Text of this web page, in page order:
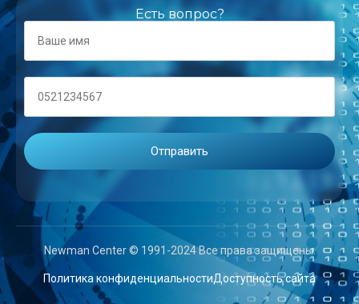
Есть вопрос?
Newman Center © 1991-2024 Все права защищены.
Политика конфиденциальностиДоступность сайта